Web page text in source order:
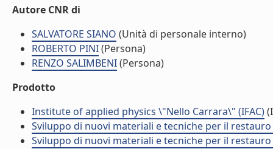
Autore CNR di
SALVATORE SIANO (Unità di personale interno)
ROBERTO PINI(Persona)
RENZO SALIMBENI(Persona)
Prodotto
Institute of applied physics \"Nello Carrara\" (IFAC)
Sviluppo di nuovi materiali e tecniche per il restauro
Sviluppo di nuovi materiali e tecniche per il restauro